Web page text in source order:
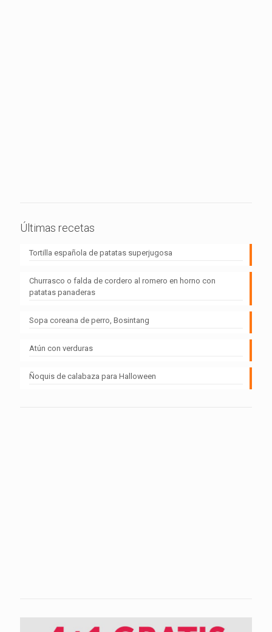
Últimas recetas
Tortilla española de patatas superjugosa
Churrasco o falda de cordero al romero en horno con
patatas panaderas
Sopa coreana de perro, Bosintang
Atún con verduras
Ñoquis de calabaza para Halloween